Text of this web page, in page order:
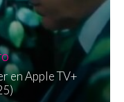
en Apple TV+